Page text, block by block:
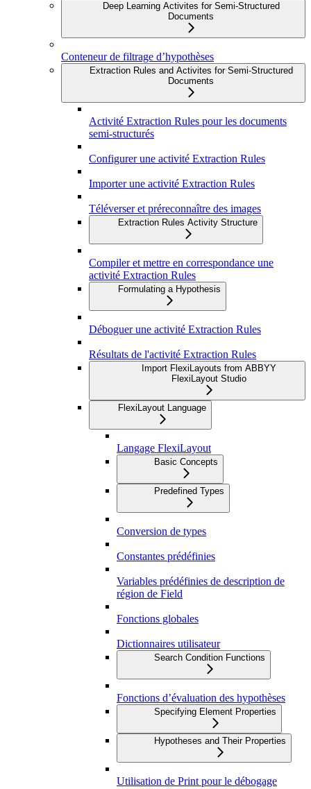
Deep Learning Activites for Semi-Structured
Documents
Conteneur de filtrage d’hypothèses
Extraction Rules and Activites for Semi-Structured
Documents
Activité Extraction Rules pour les documents
semi-structurés
Configurer une activité Extraction Rules
Importer une activité Extraction Rules
Téléverser et préreconnaître des images
Extraction Rules Activity Structure
Compiler et mettre en correspondance une
activité Extraction Rules
Formulating a Hypothesis
Déboguer une activité Extraction Rules
Résultats de l'activité Extraction Rules
Import FlexiLayouts from ABBYY
FlexiLayout Studio
FlexiLayout Language
Langage FlexiLayout
Basic Concepts
Predefined Types
Conversion de types
Constantes prédéfinies
Variables prédéfinies de description de
région de Field
Fonctions globales
Dictionnaires utilisateur
Search Condition Functions
Fonctions d’évaluation des hypothèses
Specifying Element Properties
Hypotheses and Their Properties
Utilisation de Print pour le débogage